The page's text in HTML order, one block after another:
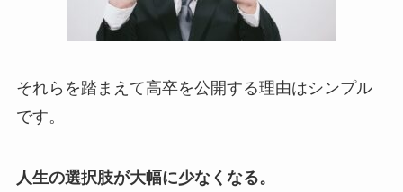
それらを踏まえて高卒を公開する理由はシンプル
です。
人生の選択肢が大幅に少なくなる。